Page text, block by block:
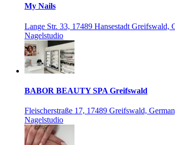
My Nails
Lange Str. 33, 17489 Hansestadt Greifswald,
Nagelstudio
BABOR BEAUTY SPA Greifswald
Fleischerstraße 17, 17489 Greifswald,
Nagelstudio